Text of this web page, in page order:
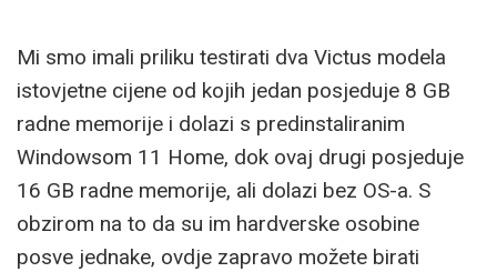
Mi smo imali priliku testirati dva Victus modela
istovjetne cijene od kojih jedan posjeduje 8 GB
radne memorije i dolazi s predinstaliranim
Windowsom 11 Home, dok ovaj drugi posjeduje
16 GB radne memorije, ali dolazi bez OS-a. S
obzirom na to da su im hardverske osobine
posve jednake, ovdje zapravo možete birati